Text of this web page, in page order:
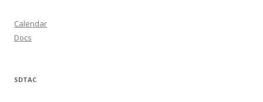
Calendar
Docs
SDTAC